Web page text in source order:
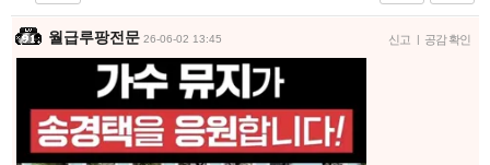
월급루팡전문 26-06-02 13:45 신고 | 공감 확인